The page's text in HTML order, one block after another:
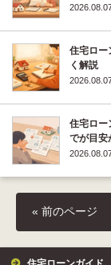
住宅ロー
く解説
住宅ロー
でが目安
« 前のページ